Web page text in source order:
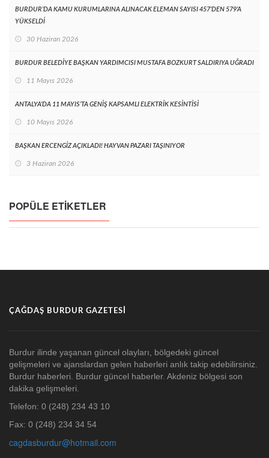
BURDUR’DA KAMU KURUMLARINA ALINACAK ELEMAN SAYISI 457’DEN 579’A
YÜKSELDİ
30 Haziran 2026
BURDUR BELEDİYE BAŞKAN YARDIMCISI MUSTAFA BOZKURT SALDIRIYA UĞRADI
11 Mayıs 2026
ANTALYA’DA 11 MAYIS’TA GENİŞ KAPSAMLI ELEKTRİK KESİNTİSİ
10 Mayıs 2026
BAŞKAN ERCENGİZ AÇIKLADI! HAYVAN PAZARI TAŞINIYOR
3 Haziran 2026
POPÜLE ETIKETLER
ÇAĞDAŞ BURDUR GAZETESI
Burdur ilinde yaşanan güncel olayları, bölgedeki güncel
gelişmeleri ve ajanslardan gelen haberleri anlık takip edebilirsiniz.
Burdur haberleri. Burdur güncel haberler. Akdeniz bölgesi son
dakika gelişmeleri.
Telefon: 0 (248) 234 43 10
Fax: 0 (248) 234 34 54
cagdasburdur@hotmail.com